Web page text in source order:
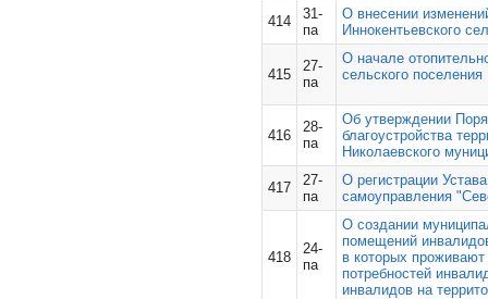
414
31-
па
О внесении
Иннокентьевского
415
27-
па
О начале
сельского поселения
416
28-
па
Об утверждении
благоустройства
Николаевского
417
27-
па
О регистрации
самоуправления
418
24-
па
О создании
помещений
в которых
потребностей
инвалидов на